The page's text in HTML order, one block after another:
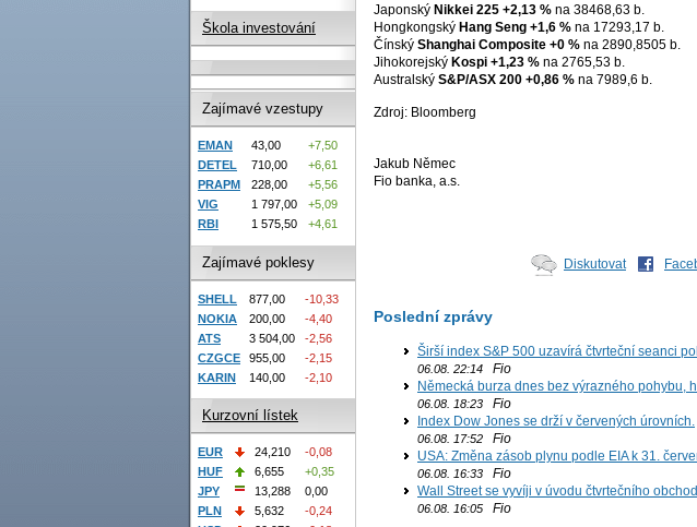
Japonský Nikkei 225 +2,13 % na 38468,63 b.
Hongkongský Hang Seng +1,6 % na 17293,17 b.
Čínský Shanghai Composite +0 % na 2890,8505 b.
Jihokorejský Kospi +1,23 % na 2765,53 b.
Australský S&P/ASX 200 +0,86 % na 7989,6 b.
Zdroj: Bloomberg
Jakub Němec
Fio banka, a.s.
Diskutovat
Poslední zprávy
Širší index S&P 500 uzavírá čtvrteční seanci
06.08. 22:14 Fio
Německá burza dnes bez výrazného pohybu,
06.08. 18:23 Fio
Index Dow Jones se drží v červených úrovních.
06.08. 17:52 Fio
USA: Změna zásob plynu podle EIA k 31.
06.08. 16:33 Fio
Wall Street se vyvíji v úvodu čtvrtečního
06.08. 16:05 Fio
Škola investování
Zajímavé vzestupy
EMAN 43,00
+7,50
DETEL
710,00
+6,61
PRAPM
228,00
+5,56
VIG
1 797,00
+5,09
RBI
1 575,50 +4,61
Zajímavé poklesy
SHELL 877,00
-10,33
NOKIA
200,00
-4,40
ATS
3 504,00
-2,56
CZGCE
955,00
-2,15
KARIN
140,00 -2,10
Kurzovní lístek
EUR 24,210
-0,08
HUF
6,655
+0,35
JPY
13,288
0,00
PLN
5,632
-0,24